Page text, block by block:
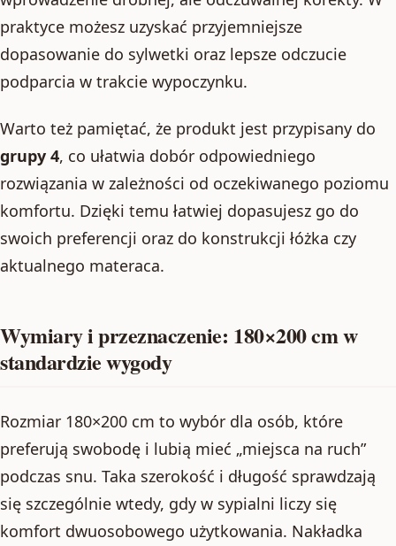
praktyce możesz uzyskać przyjemniejsze
dopasowanie do sylwetki oraz lepsze odczucie
podparcia w trakcie wypoczynku.
Warto też pamiętać, że produkt jest przypisany do
grupy 4, co ułatwia dobór odpowiedniego
rozwiązania w zależności od oczekiwanego poziomu
komfortu. Dzięki temu łatwiej dopasujesz go do
swoich preferencji oraz do konstrukcji łóżka czy
aktualnego materaca.
Wymiary i przeznaczenie: 180×200 cm w
standardzie wygody
Rozmiar 180×200 cm to wybór dla osób, które
preferują swobodę i lubią mieć „miejsca na ruch”
podczas snu. Taka szerokość i długość sprawdzają
się szczególnie wtedy, gdy w sypialni liczy się
komfort dwuosobowego użytkowania. Nakładka